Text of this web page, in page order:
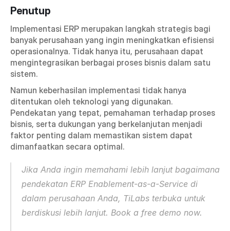
Penutup
Implementasi ERP merupakan langkah strategis bagi
banyak perusahaan yang ingin meningkatkan efisiensi
operasionalnya. Tidak hanya itu, perusahaan dapat
mengintegrasikan berbagai proses bisnis dalam satu
sistem.
Namun keberhasilan implementasi tidak hanya
ditentukan oleh teknologi yang digunakan.
Pendekatan yang tepat, pemahaman terhadap proses
bisnis, serta dukungan yang berkelanjutan menjadi
faktor penting dalam memastikan sistem dapat
dimanfaatkan secara optimal.
Jika Anda ingin memahami lebih lanjut bagaimana
pendekatan ERP Enablement-as-a-Service di
dalam perusahaan Anda, TiLabs terbuka untuk
berdiskusi lebih lanjut. Book a free demo now.